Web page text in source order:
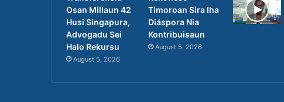
Osan Millaun 42
Husi Singapura,
Advogadu Sei
Halo Rekursu
August 5, 2026
Timoroan Sira Iha
Diáspora Nia
Kontribuisaun
August 5, 2026